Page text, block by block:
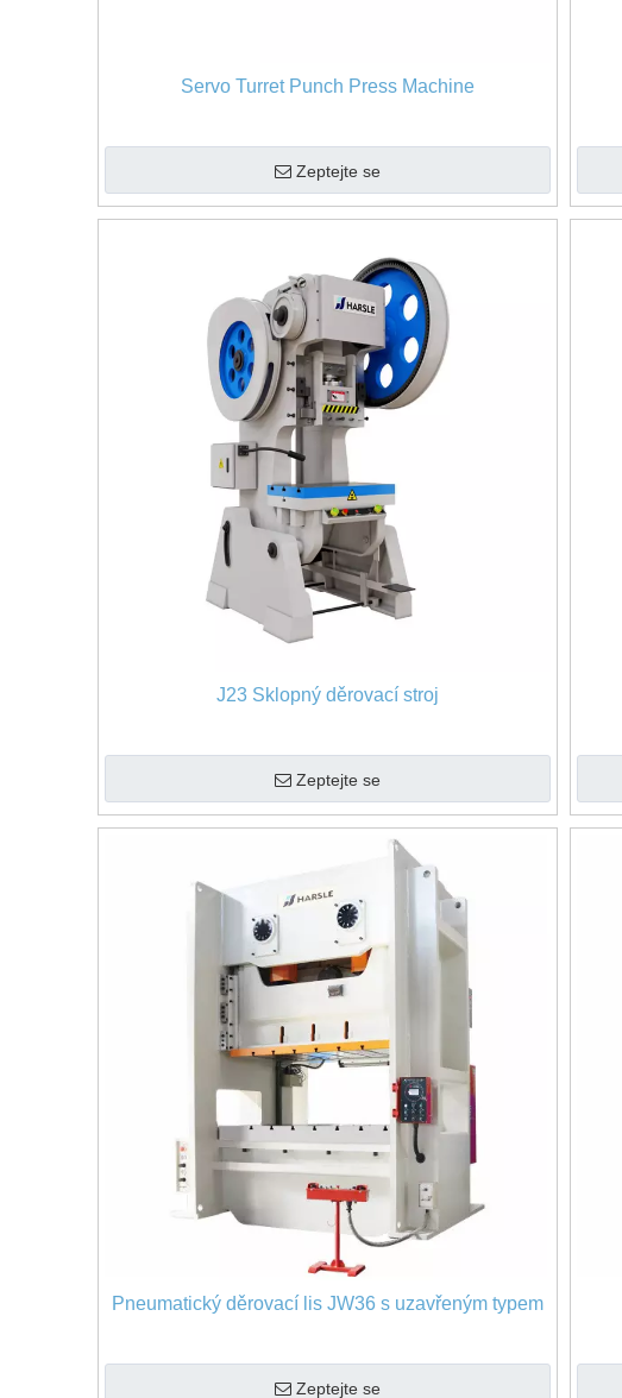
Servo Turret Punch Press Machine
Zeptejte se
J23 Sklopný děrovací stroj
Zeptejte se
Pneumatický děrovací lis JW36 s uzavřeným typem
Zeptejte se